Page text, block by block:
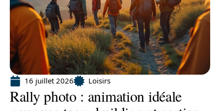
16 juillet 2026 Loisirs
Rally photo : animation idéale